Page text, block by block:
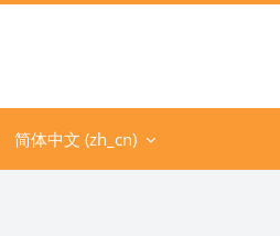
简体中文 ‎(zh_cn)‎